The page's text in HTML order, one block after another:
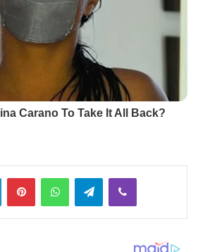
LinkedInPinterestWhatsAppTelegramViber